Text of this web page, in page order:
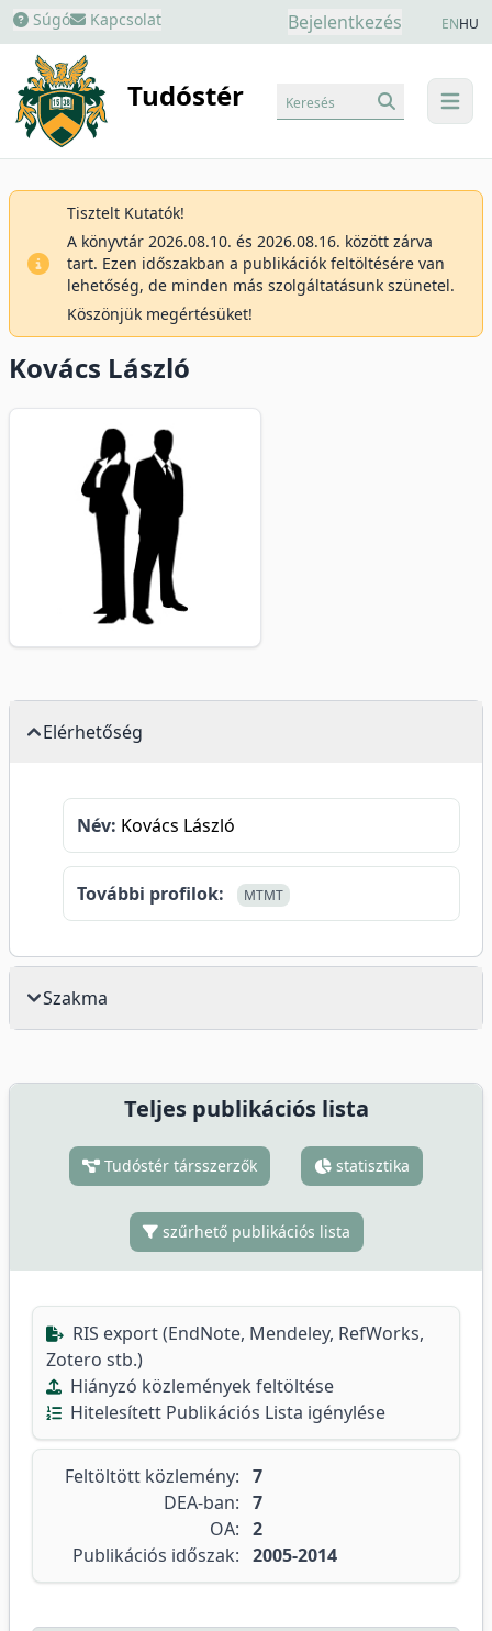
Súgó Kapcsolat Bejelentkezés ENHU
Tudóstér menu
Keresés
Tisztelt Kutatók!
A könyvtár 2026.08.10. és 2026.08.16. között zárva
tart. Ezen időszakban a publikációk feltöltésére van
lehetőség, de minden más szolgáltatásunk szünetel.
Köszönjük megértésüket!
Kovács László
Elérhetőség
Név: Kovács László
További profilok: MTMT
Szakma
Teljes publikációs lista
Tudóstér társszerzők statisztika
szűrhető publikációs lista
RIS export (EndNote, Mendeley, RefWorks,
Zotero stb.)
Hiányzó közlemények feltöltése
Hitelesített Publikációs Lista igénylése
Feltöltött közlemény: 7
DEA-ban: 7
OA: 2
Publikációs időszak: 2005-2014